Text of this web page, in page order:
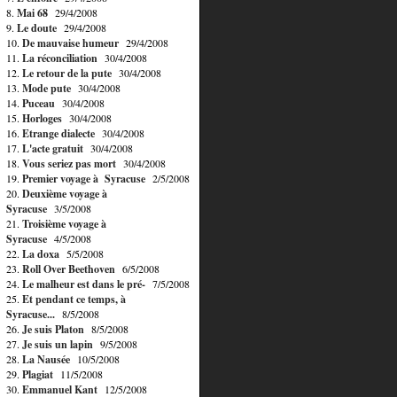
8. Mai 68 29/4/2008
9. Le doute 29/4/2008
10. De mauvaise humeur 29/4/2008
11. La réconciliation 30/4/2008
12. Le retour de la pute 30/4/2008
13. Mode pute 30/4/2008
14. Puceau 30/4/2008
15. Horloges 30/4/2008
16. Etrange dialecte 30/4/2008
17. L'acte gratuit 30/4/2008
18. Vous seriez pas mort 30/4/2008
19. Premier voyage à Syracuse 2/5/2008
20. Deuxième voyage à
Syracuse 3/5/2008
21. Troisième voyage à
Syracuse 4/5/2008
22. La doxa 5/5/2008
23. Roll Over Beethoven 6/5/2008
24. Le malheur est dans le pré- 7/5/2008
25. Et pendant ce temps, à
Syracuse... 8/5/2008
26. Je suis Platon 8/5/2008
27. Je suis un lapin 9/5/2008
28. La Nausée 10/5/2008
29. Plagiat 11/5/2008
30. Emmanuel Kant 12/5/2008